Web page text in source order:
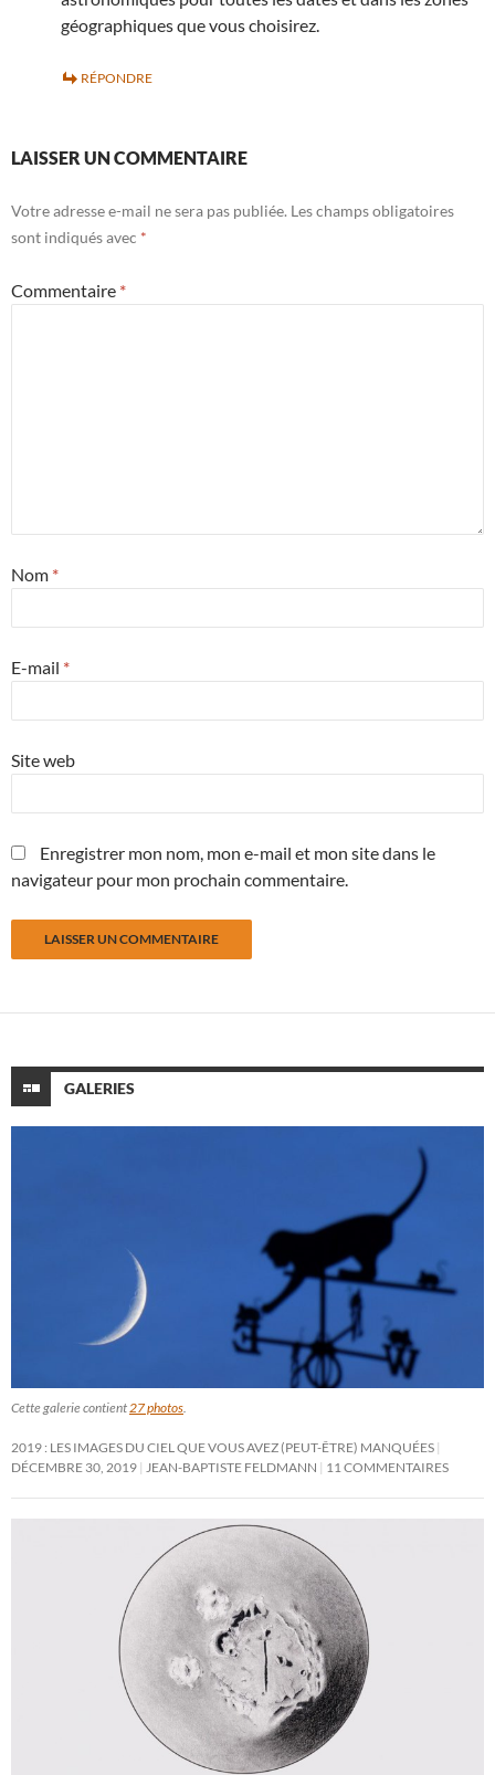
géographiques que vous choisirez.
RÉPONDRE
LAISSER UN COMMENTAIRE
Votre adresse e-mail ne sera pas publiée. Les champs obligatoires
sont indiqués avec *
Commentaire *
Nom *
E-mail *
Site web
Enregistrer mon nom, mon e-mail et mon site dans le
navigateur pour mon prochain commentaire.
GALERIES
Cette galerie contient 27 photos
2019 : LES IMAGES DU CIEL QUE VOUS AVEZ (PEUT-ÊTRE) MANQUÉES
DÉCEMBRE 30, 2019
JEAN-BAPTISTE FELDMANN 11 COMMENTAIRES